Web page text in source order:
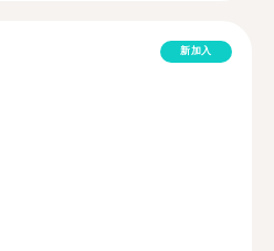
新加入